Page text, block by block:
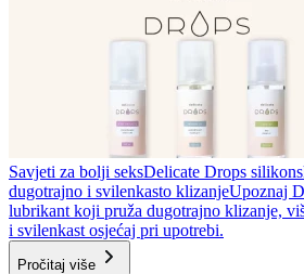
Savjeti za bolji seksDelicate Drops
dugotrajno i svilenkasto klizanjeUpoznaj
lubrikant koji pruža dugotrajno klizanje,
i svilenkast osjećaj pri upotrebi.
Pročitaj više